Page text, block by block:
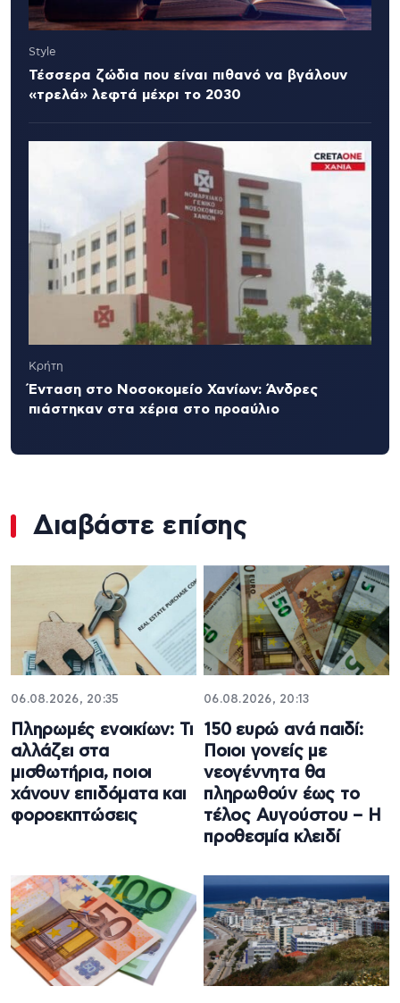
Style
Τέσσερα ζώδια που είναι πιθανό να βγάλουν
«τρελά» λεφτά μέχρι το 2030
Κρήτη
Ένταση στο Νοσοκομείο Χανίων: Άνδρες
πιάστηκαν στα χέρια στο προαύλιο
Διαβάστε επίσης
06.08.2026, 20:35
Πληρωμές ενοικίων: Τι
αλλάζει στα
μισθωτήρια, ποιοι
χάνουν επιδόματα και
φοροεκπτώσεις
06.08.2026, 20:13
150 ευρώ ανά παιδί:
Ποιοι γονείς με
νεογέννητα θα
πληρωθούν έως το
τέλος Αυγούστου – Η
προθεσμία κλειδί